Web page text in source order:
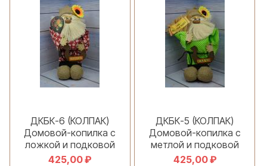
ДКБК-6 (КОЛПАК)
Домовой-копилка с
ложкой и подковой
425,00 ₽
ДКБК-5 (КОЛПАК)
Домовой-копилка с
метлой и подковой
425,00 ₽